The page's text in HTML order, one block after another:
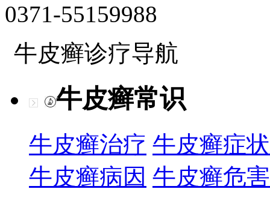
0371-55159988
牛皮癣诊疗导航
牛皮癣常识
牛皮癣治疗 牛皮癣症状
牛皮癣病因 牛皮癣危害